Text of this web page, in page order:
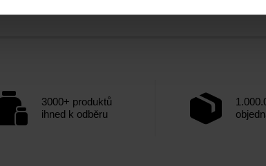
3000+ produktů
ihned k odběru